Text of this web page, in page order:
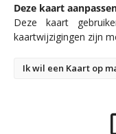
Deze kaart
Deze kaart
kaartwijzigingen zijn
Ik wil een Kaart op